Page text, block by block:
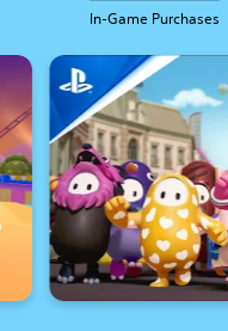
In-Game Purchases